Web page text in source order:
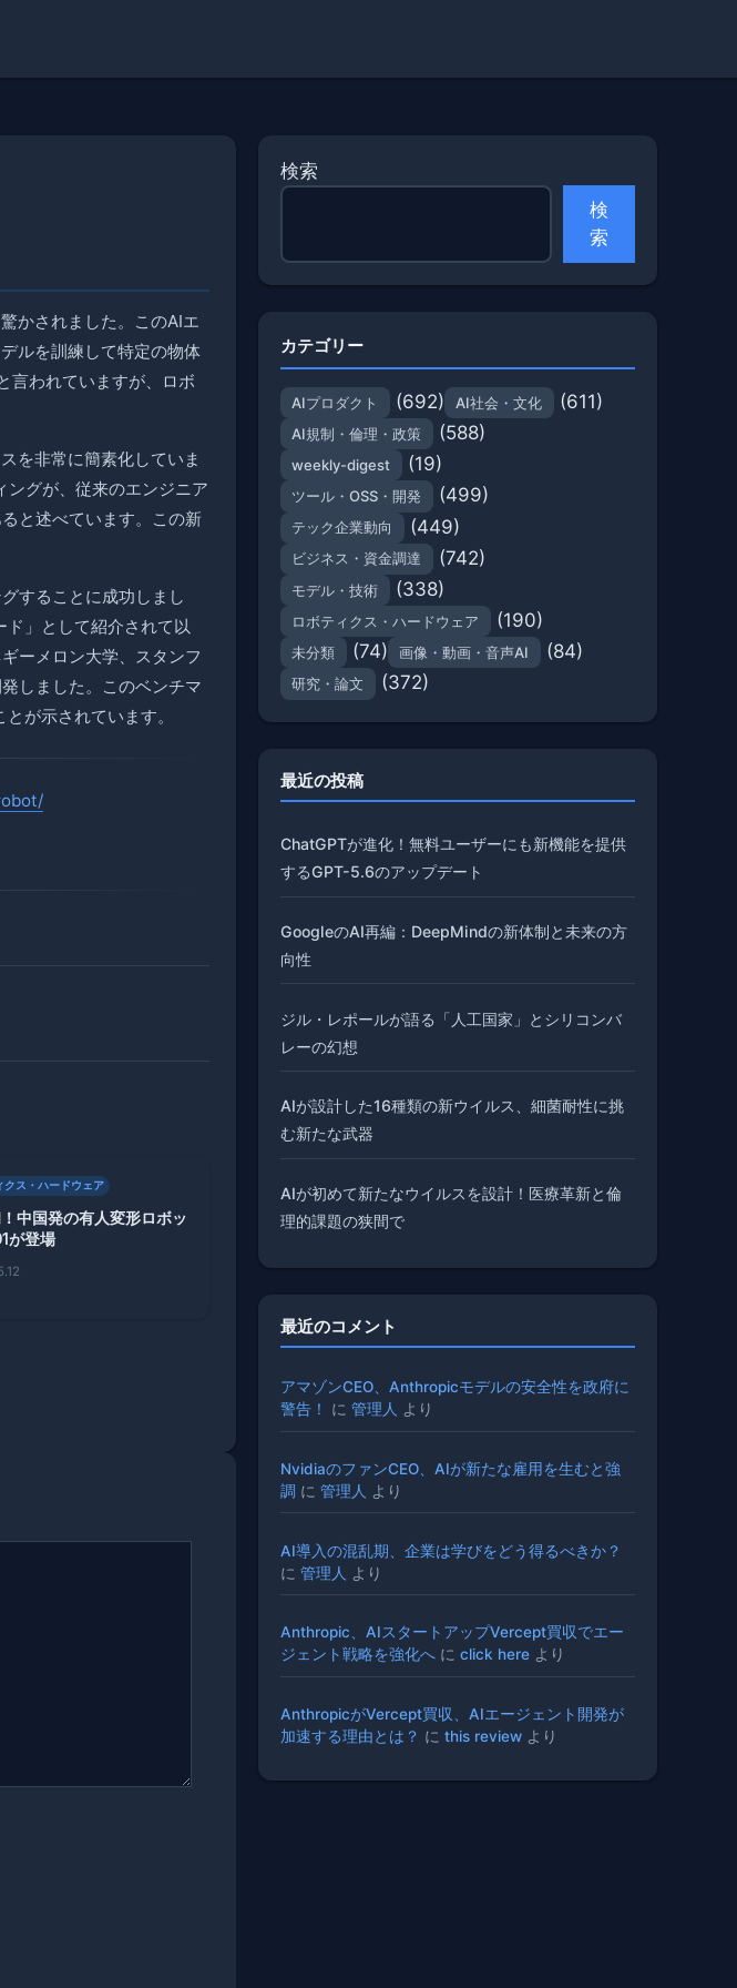
かされました。このAIエ
ルを訓練して特定の物体
言われていますが、ロボ
を非常に簡素化していま
グが、従来のエンジニア
と述べています。この新
することに成功しまし
」として紹介されて以
ーメロン大学、スタンフ
しました。このベンチマ
が示されています。
クス・ハードウェア
中国発の有人変形ロボッ
が登場
検索
検
索
カテゴリー
AIプロダクト (692) AI社会・文化 (611)
AI規制・倫理・政策 (588)
weekly-digest (19)
ツール・OSS・開発 (499)
テック企業動向 (449)
ビジネス・資金調達 (742)
モデル・技術 (338)
ロボティクス・ハードウェア (190)
未分類 (74) 画像・動画・音声AI (84)
研究・論文 (372)
最近の投稿
ChatGPTが進化！無料ユーザーにも新機能を提供
するGPT-5.6のアップデート
GoogleのAI再編：DeepMindの新体制と未来の方
向性
ジル・レポールが語る「人工国家」とシリコンバ
レーの幻想
AIが設計した16種類の新ウイルス、細菌耐性に挑
む新たな武器
AIが初めて新たなウイルスを設計！医療革新と倫
理的課題の狭間で
最近のコメント
アマゾンCEO、Anthropicモデルの安全性を政府に
警告！
に 管理人 より
NvidiaのファンCEO、AIが新たな雇用を生むと強
調 に 管理人 より
AI導入の混乱期、企業は学びをどう得るべきか？
に 管理人 より
Anthropic、AIスタートアップVercept買収でエー
ジェント戦略を強化へ に click here より
AnthropicがVercept買収、AIエージェント開発が
加速する理由とは？ に this review より